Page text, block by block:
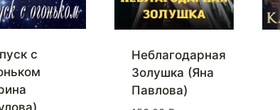
с
Неблагодарная
Золушка (Яна
Павлова)